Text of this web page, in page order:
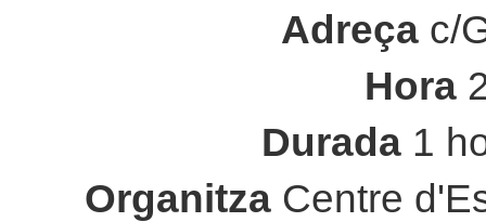
Adreça c/
Hora
Durada 1
Organitza Centre